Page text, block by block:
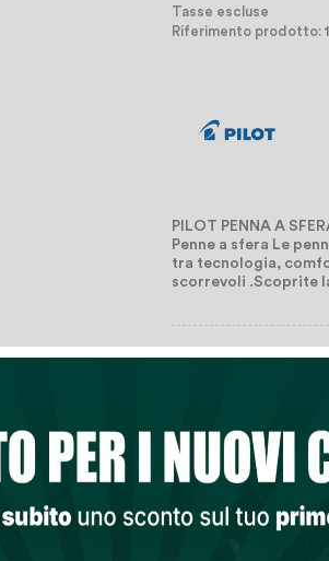
Tasse escluse
Riferimento prodotto:
PILOT PENNA A
Penne a sfera Le
tra tecnologia,
scorrevoli .Scoprite
Aggiungi Al